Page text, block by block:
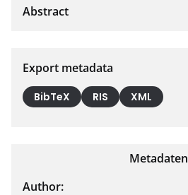
Export metadata
BibTeX RIS XML
Metadaten
Author: